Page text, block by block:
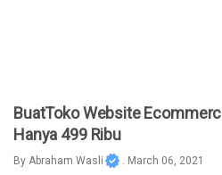
BuatToko Website
Hanya 499 Ribu
By Abraham Wasli . March 06, 2021